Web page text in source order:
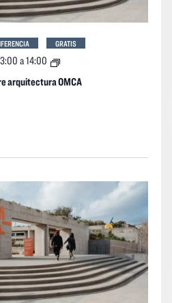
arquitectura OMCA
a14:00
Paseo
charla
GRATIS